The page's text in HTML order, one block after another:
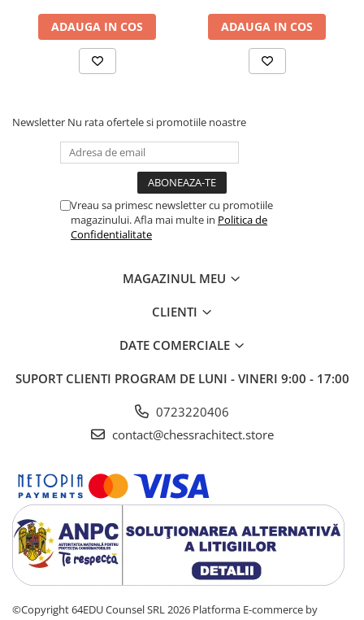
ADAUGA IN COS ADAUGA IN COS
Newsletter Nu rata ofertele si promotiile noastre
Vreau sa primesc newsletter cu promotiile
magazinului. Afla mai multe in Politica de
Confidentialitate
MAGAZINUL MEU
CLIENTI
DATE COMERCIALE
SUPORT CLIENTI PROGRAM DE LUNI - VINERI 9:00 - 17:00
0723220406
contact@chessrachitect.store
©Copyright 64EDU Counsel SRL 2026 Platforma E-commerce by